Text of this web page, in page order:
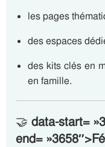
les pages
des espaces
des kits clés en
en famille.
🤝 data-start=
end=